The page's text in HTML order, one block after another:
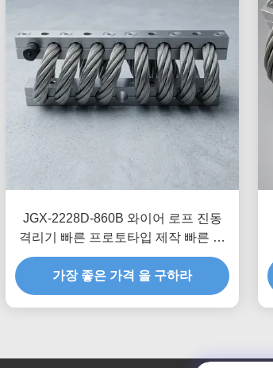
JGX-2228D-860B 와이어 로프 진동
격리기 빠른 프로토타입 제작 빠른 조
립 사용자 정의 가능한 충격 마운트
가장 좋은 가격 을 구하라